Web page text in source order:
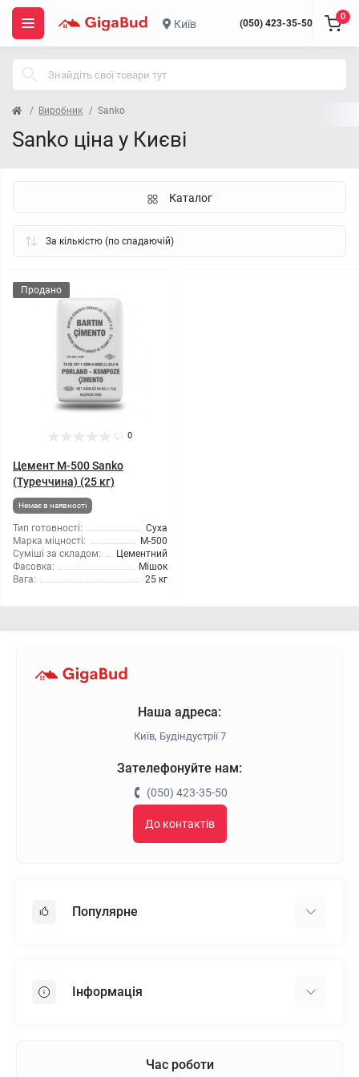
Київ (050) 423-35-50
0
Виробник Sanko
Sanko ціна у Києві
Каталог
Продано
0
Цемент М-500 Sanko
(Туреччина) (25 кг)
Немає в наявності
Тип готовності:
Суха
Марка міцності:
М-500
Суміші за складом:
Цементний
Фасовка:
Мішок
Вага:
25 кг
Наша адреса:
Київ, Будіндустрії 7
Зателефонуйте нам:
(050) 423-35-50
До контактів
Популярне
Пінопласт
Інформація
Час роботи